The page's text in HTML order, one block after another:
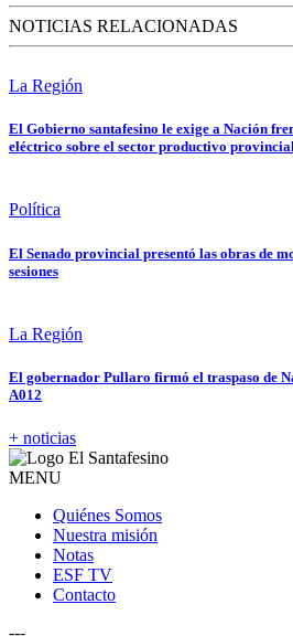
NOTICIAS RELACIONADAS
La Región
El Gobierno santafesino le exige a Nación
eléctrico sobre el sector productivo
Política
El Senado provincial presentó las obras de
sesiones
La Región
El gobernador Pullaro firmó el traspaso de
A012
+ noticias
MENU
Quiénes Somos
Nuestra misión
Notas
ESF TV
Contacto
---